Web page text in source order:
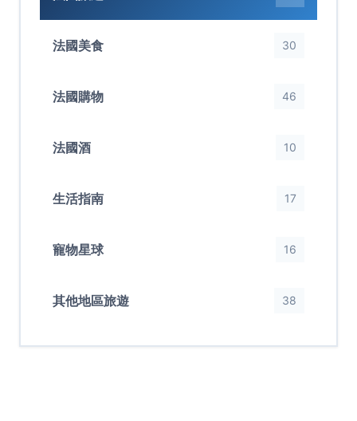
法國美食 30
法國購物 46
法國酒 10
生活指南 17
寵物星球 16
其他地區旅遊 38